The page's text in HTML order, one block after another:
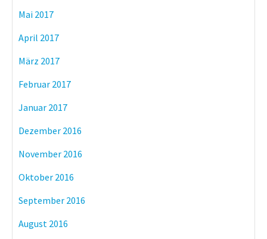
Mai 2017
April 2017
März 2017
Februar 2017
Januar 2017
Dezember 2016
November 2016
Oktober 2016
September 2016
August 2016